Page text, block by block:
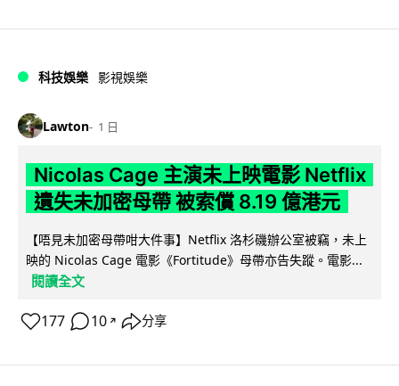
科技娛樂 影視娛樂
Lawton 1 日
Nicolas Cage 主演未上映電影 Netflix
遺失未加密母帶 被索償 8.19 億港元
【唔見未加密母帶咁大件事】Netflix 洛杉磯辦公室被竊，未上
映的 Nicolas Cage 電影《Fortitude》母帶亦告失蹤。電影...
閱讀全文
177 10 ↗ 分享